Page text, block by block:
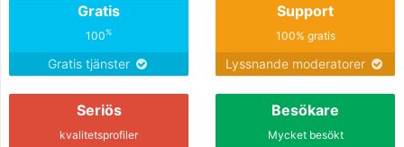
Gratis
100%
Gratis tjänster
Support
100% gratis
Lyssnande moderatorer
Seriös
kvalitetsprofiler
Besökare
Mycket besökt